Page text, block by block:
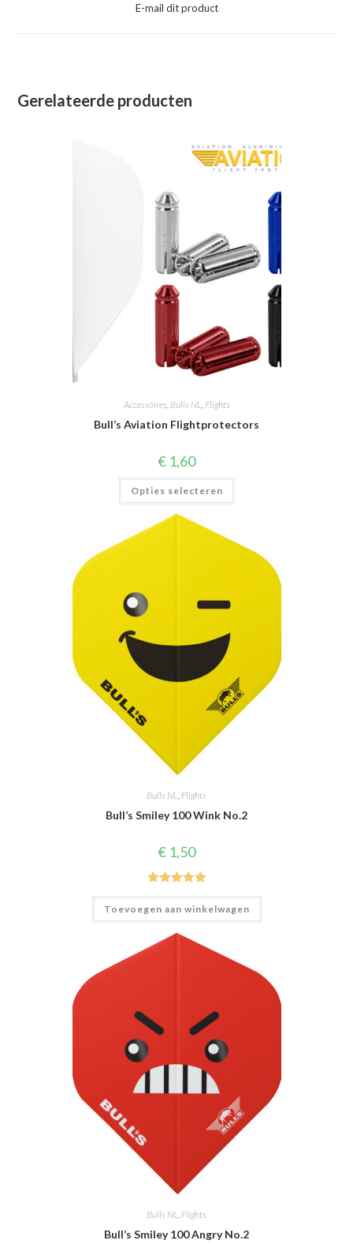
nieuw
E-mail dit product
Gerelateerde producten
Accessoires Bulls NL Flights
Bull’s Aviation Flightprotectors
€ 1,60
Opties selecteren
Dit
heeft
optie
gekozen
Bulls NL, Flights
Bull’s Smiley 100 Wink No.2
€ 1,50
Gewaardeerd
5.00uit 5
Toevoegen aan winkelwagen
Bulls NL Flights
Bull’s Smiley 100 Angry No.2